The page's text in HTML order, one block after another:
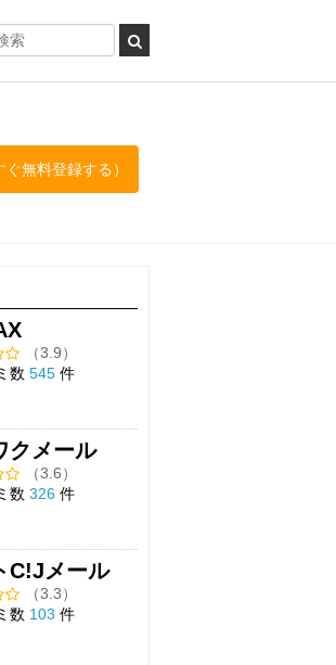
無料登録する）
（3.9）
数 545 件
クメール
（3.6）
数 326 件
C!Jメール
（3.3）
数 103 件